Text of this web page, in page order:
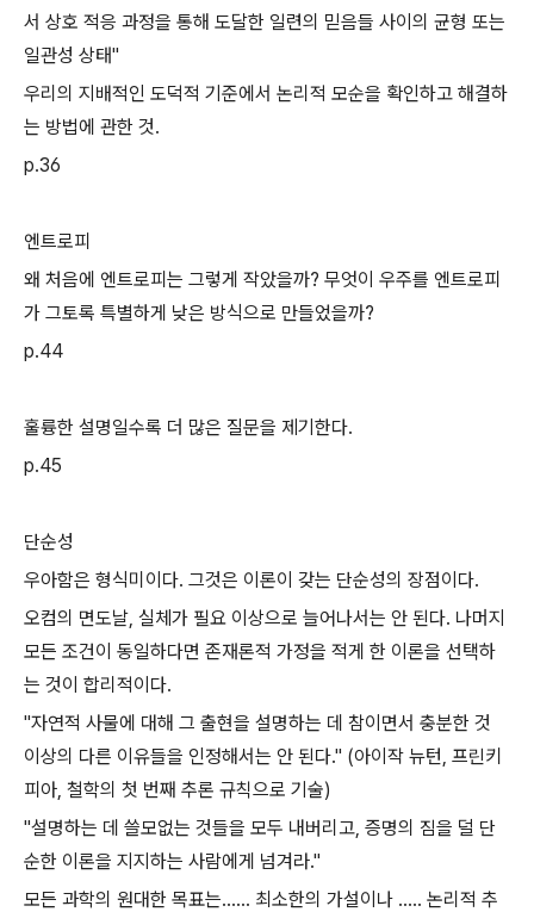
서 상호 적응 과정을 통해 도달한 일련의 믿음들 사이의 균형 또는
일관성 상태"
우리의 지배적인 도덕적 기준에서 논리적 모순을 확인하고 해결하
는 방법에 관한 것.
p.36
엔트로피
왜 처음에 엔트로피는 그렇게 작았을까? 무엇이 우주를 엔트로피
가 그토록 특별하게 낮은 방식으로 만들었을까?
p.44
훌륭한 설명일수록 더 많은 질문을 제기한다.
p.45
단순성
우아함은 형식미이다. 그것은 이론이 갖는 단순성의 장점이다.
오컴의 면도날, 실체가 필요 이상으로 늘어나서는 안 된다. 나머지
모든 조건이 동일하다면 존재론적 가정을 적게 한 이론을 선택하
는 것이 합리적이다.
"자연적 사물에 대해 그 출현을 설명하는 데 참이면서 충분한 것
이상의 다른 이유들을 인정해서는 안 된다." (아이작 뉴턴, 프린키
피아, 철학의 첫 번째 추론 규칙으로 기술)
"설명하는 데 쓸모없는 것들을 모두 내버리고, 증명의 짐을 덜 단
순한 이론을 지지하는 사람에게 넘겨라."
모든 과학의 원대한 목표는...... 최소한의 가설이나 ..... 논리적 추